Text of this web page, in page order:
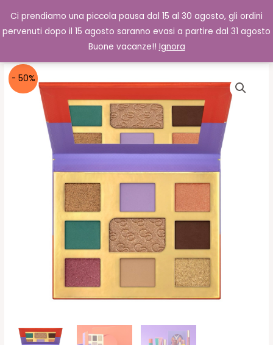
Ci prendiamo una piccola pausa dal 15 al 30 agosto, gli ordini
pervenuti dopo il 15 agosto saranno evasi a partire dal 31 agosto
Buone vacanze!! Ignora
contenuto
0,00€ Cerca
- 50%